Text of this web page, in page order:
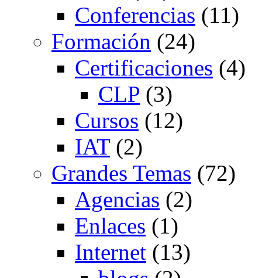
Conferencias (11)
Formación (24)
Certificaciones (4)
CLP (3)
Cursos (12)
IAT(2)
Grandes Temas (72)
Agencias (2)
Enlaces (1)
Internet (13)